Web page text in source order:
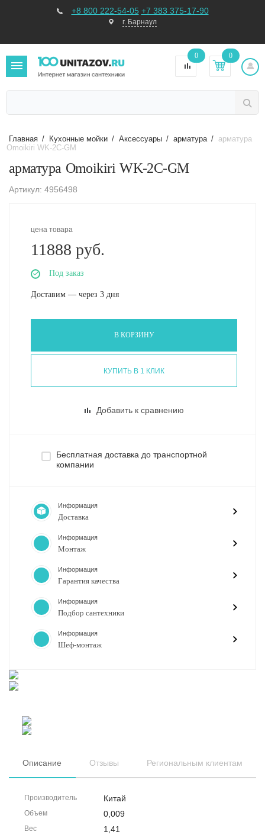
+8 800 222-54-05 +7 383 375-17-90
г. Барнаул
0 0
Главная / Кухонные мойки / Аксессуары / арматура / арматура
Omoikiri WK-2C-GM
арматура Omoikiri WK-2C-GM
Артикул: 4956498
цена товара
11888 руб.
Под заказ
Доставим — через 3 дня
В КОРЗИНУ
КУПИТЬ В 1 КЛИК
Добавить к сравнению
Бесплатная доставка до транспортной
компании
Информация
Доставка
Информация
Монтаж
Информация
Гарантия качества
Информация
Подбор сантехники
Информация
Шеф-монтаж
Описание Отзывы Региональным клиентам
Производитель Китай
Объем 0,009
Вес 1,41